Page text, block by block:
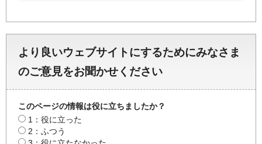
より良いウェブサイトにするためにみなさま
のご意見をお聞かせください
このページの情報は役に立ちましたか？
1：役に立った
2：ふつう